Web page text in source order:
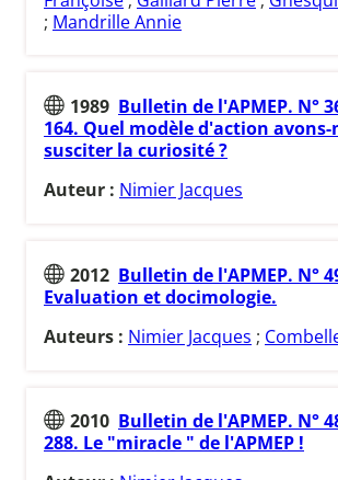
; Mandrille Annie
1989 Bulletin de l'APMEP. N°
164. Quel modèle d'action
susciter la curiosité ?
Auteur : Nimier Jacques
2012 Bulletin de l'APMEP. N°
Evaluation et docimologie.
Auteurs : Nimier Jacques ;
2010 Bulletin de l'APMEP. N°
288. Le "miracle " de l'APMEP !